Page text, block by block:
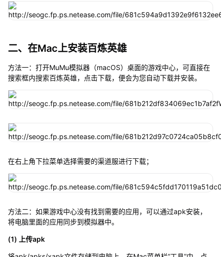
二、在Mac上安装百炼英雄
方法一：打开MuMu模拟器（macOS）桌面的游戏中心，可直接在
搜索框内搜索百炼英雄，点击下载，便会为您自动下载并安装。
在右上角下拉菜单选择需要的渠道服进行下载；
方法二：如果游戏中心没有找到需要的应用，可以通过apk安装，
将电脑里面的应用同步到模拟器中。
(1) 上传apk